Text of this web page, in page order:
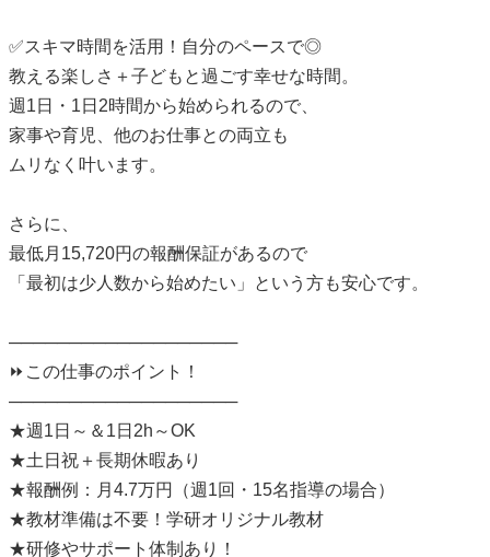
✅スキマ時間を活用！自分のペースで◎
教える楽しさ＋子どもと過ごす幸せな時間。
週1日・1日2時間から始められるので、
家事や育児、他のお仕事との両立も
ムリなく叶います。
さらに、
最低月15,720円の報酬保証があるので
「最初は少人数から始めたい」という方も安心です。
───────────────────
⏩この仕事のポイント！
───────────────────
★週1日～＆1日2h～OK
★土日祝＋長期休暇あり
★報酬例：月4.7万円（週1回・15名指導の場合）
★教材準備は不要！学研オリジナル教材
★研修やサポート体制あり！